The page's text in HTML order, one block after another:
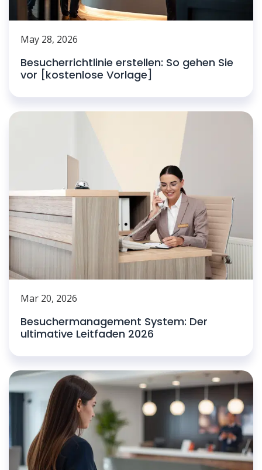
May 28, 2026
Besucherrichtlinie erstellen: So gehen Sie
vor [kostenlose Vorlage]
Mar 20, 2026
Besuchermanagement System: Der
ultimative Leitfaden 2026